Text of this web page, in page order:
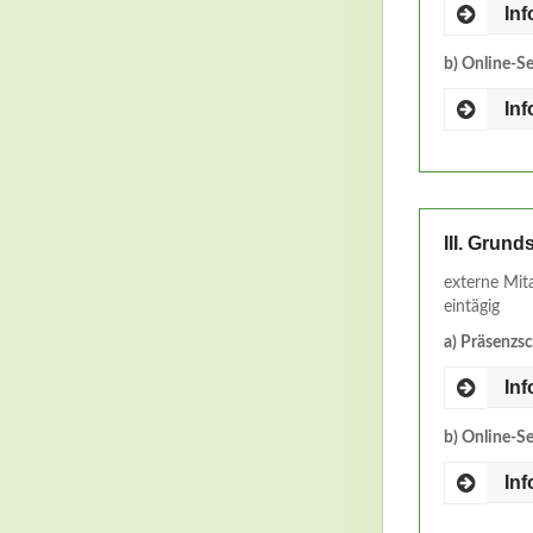
b) Online-
III.
externe
eintägig
a)
b) Online-